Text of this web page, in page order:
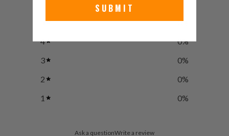
0%
4
0%
3
0%
2
0%
1
0%
Ask a questionWrite a review
SUBMIT